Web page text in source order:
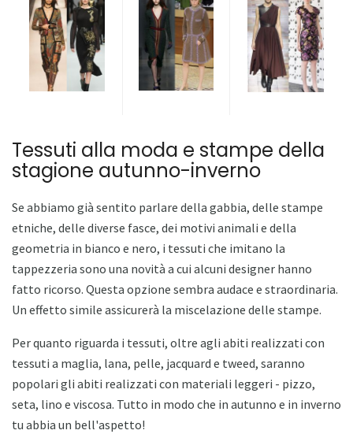
Tessuti alla moda e stampe della
stagione autunno-inverno
Se abbiamo già sentito parlare della gabbia, delle stampe
etniche, delle diverse fasce, dei motivi animali e della
geometria in bianco e nero, i tessuti che imitano la
tappezzeria sono una novità a cui alcuni designer hanno
fatto ricorso. Questa opzione sembra audace e straordinaria.
Un effetto simile assicurerà la miscelazione delle stampe.
Per quanto riguarda i tessuti, oltre agli abiti realizzati con
tessuti a maglia, lana, pelle, jacquard e tweed, saranno
popolari gli abiti realizzati con materiali leggeri - pizzo,
seta, lino e viscosa. Tutto in modo che in autunno e in inverno
tu abbia un bell'aspetto!